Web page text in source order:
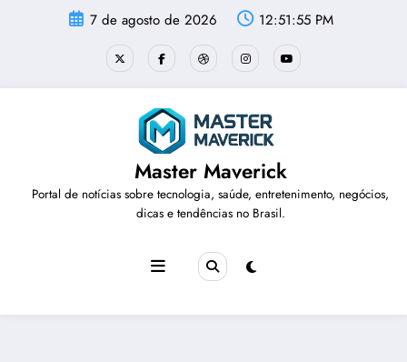
7 de agosto de 2026 12:51:56 PM
Master Maverick
Portal de notícias sobre tecnologia, saúde, entretenimento, negócios,
dicas e tendências no Brasil.